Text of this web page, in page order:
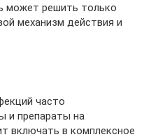
может решить только
механизм действия и
часто
и препараты на
включать в комплексное